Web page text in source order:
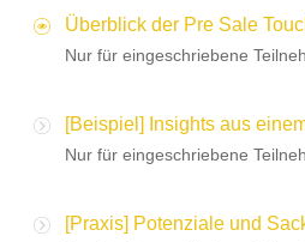
Überblick der Pre Sale
Nur für eingeschriebene
[Beispiel] Insights aus
Nur für eingeschriebene
[Praxis] Potenziale und